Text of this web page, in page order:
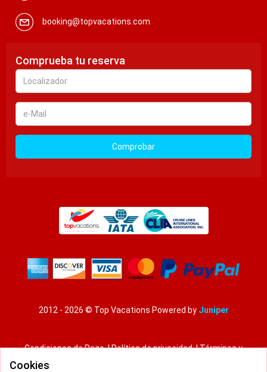
booking@topvacations.com
Comprueba tu reserva
Localizador
e-
Mail
Comprobar
2012 - 2026 © Top Vacations Powered by Juniper
Condiciones de Pago|Política de privacidad|Términos y
Cookies